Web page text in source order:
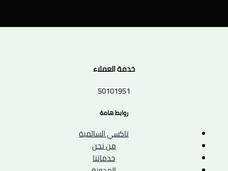
خدمة العملاء
50101951
روابط هامة
تاكسي السالمية
من نحن
خدماتنا